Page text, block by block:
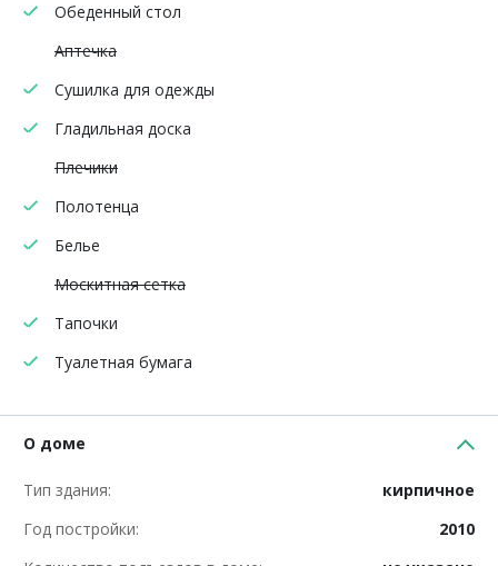
Обеденный стол
Аптечка
Сушилка для одежды
Гладильная доска
Плечики
Полотенца
Белье
Москитная сетка
Тапочки
Туалетная бумага
О доме
Тип здания:
кирпичное
Год постройки:
2010